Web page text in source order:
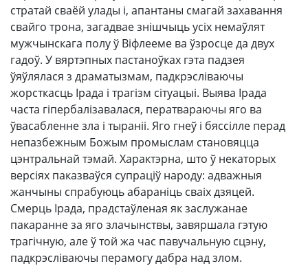
стратай сваёй улады і, апантаны смагай захавання
свайго трона, загадвае знішчыць усіх немаўлят
мужчынскага полу ў Віфлееме ва ўзросце да двух
гадоў. У вяртэпных пастаноўках гэта падзея
ўяўлялася з драматызмам, падкрэсліваючы
жорсткасць Ірада і трагізм сітуацыі. Выява Ірада
часта гіпербалізавалася, ператвараючы яго ва
ўвасабленне зла і тыраніі. Яго гнеў і бяссілле перад
непазбежным Божым промыслам становяцца
цэнтральнай тэмай. Характэрна, што ў некаторых
версіях паказваўся супраціў народу: адважныя
жанчыны спрабуюць абараніць сваіх дзяцей.
Смерць Ірада, прадстаўленая як заслужанае
пакаранне за яго злачынствы, завяршала гэтую
трагічную, але ў той жа час павучальную сцэну,
падкрэсліваючы перамогу дабра над злом.